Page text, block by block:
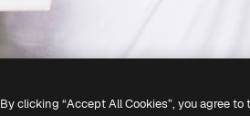
By clicking “Accept All Cookies”, you agree